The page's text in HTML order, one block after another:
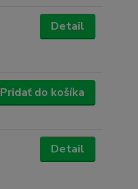
Detail
Pridať do košíka
Detail